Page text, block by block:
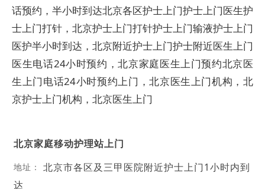
话预约，半小时到达北京各区护士上门护士上门医生护
士上门打针，北京护士上门打针护士上门输液护士上门
医护半小时到达，北京附近护士上门护士附近医生上门
医生电话24小时预约，北京家庭医生上门预约北京医
生上门电话24小时预约上门，北京医生上门机构，北
京护士上门机构，北京医生上门
北京家庭移动护理站上门
地址：
北京市各区及三甲医院附近护士上门1小时内到
达